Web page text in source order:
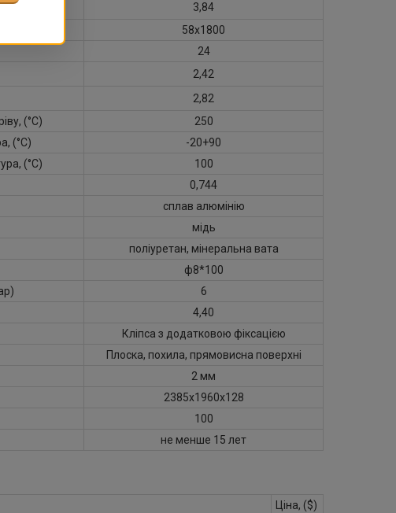
3,84
58х1800
24
2,42
2,82
(°С)
250
(°С)
-20+90
(°С)
100
0,744
сплав алюмінію
мідь
поліуретан, мінеральна вата
ф8*100
6
4,40
Кліпса з додатковою фіксацією
Плоска, похила, прямовисна поверхні
2 мм
2385х1960х128
100
не менше 15 лет
Ціна, ($)